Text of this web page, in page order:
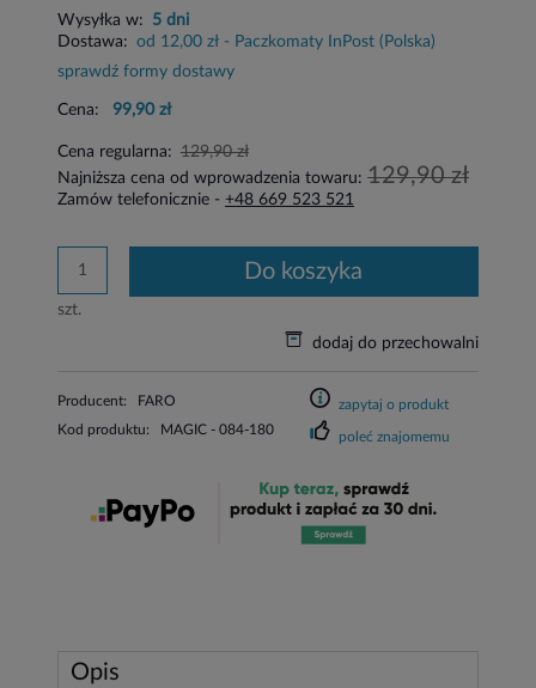
Wysyłka w:
5 dni
Dostawa: od 12,00 zł - Paczkomaty InPost (Polska)
sprawdź formy dostawy
Cena: 99,90 zł
Cena regularna: 129,90 zł
Najniższa cena od wprowadzenia towaru: 129,90 zł
Zamów telefonicznie - +48 669 523 521
szt.
do koszyka
dodaj do przechowalni
Producent:
FARO
Kod produktu:
MAGIC - 084-180
zapytaj o produkt
poleć znajomemu
Opis